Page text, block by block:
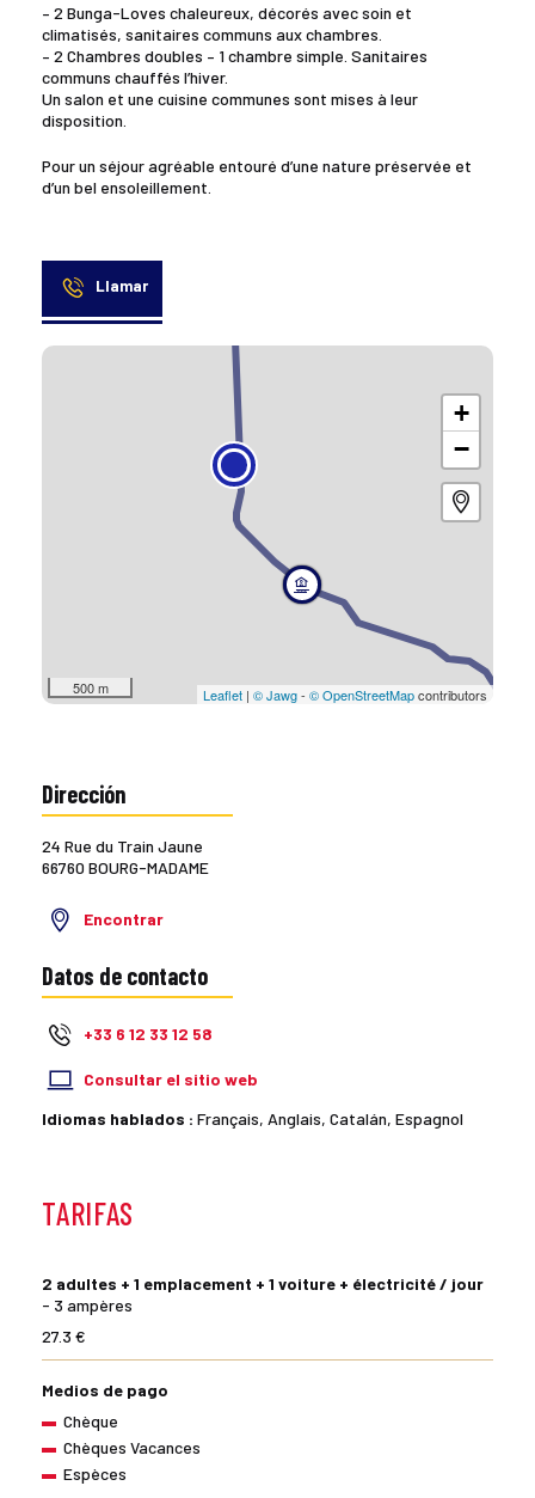
– 2 Bunga-Loves chaleureux, décorés avec soin et
climatisés, sanitaires communs aux chambres.
– 2 Chambres doubles – 1 chambre simple. Sanitaires
communs chauffés l’hiver.
Un salon et une cuisine communes sont mises à leur
disposition.
Pour un séjour agréable entouré d’une nature préservée et
d’un bel ensoleillement.
Llamar
+
−
500 m Leaflet | © Jawg- © OpenStreetMapcontributors
Dirección
24 Rue du Train Jaune
66760 BOURG-MADAME
Encontrar
Datos de contacto
+33 6 12 33 12 58
Consultar el sitio web
Idiomas hablados : Français, Anglais, Catalán, Espagnol
TARIFAS
2 adultes + 1 emplacement + 1 voiture + électricité / jour
- 3 ampères
27.3 €
Medios de pago
Chèque
Chèques Vacances
Espèces